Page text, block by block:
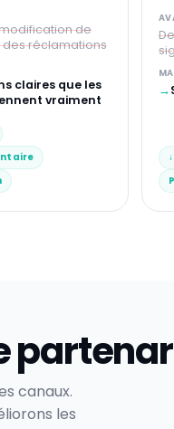
de
des réclamations
claires que les
vraiment
→
canaux.
les